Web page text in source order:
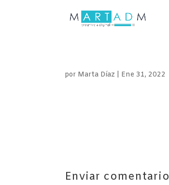
por Marta Díaz Ene 31, 2022
Enviar comentario